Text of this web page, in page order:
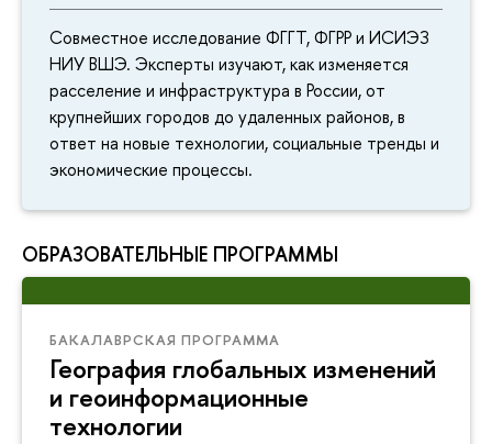
Совместное исследование ФГГТ, ФГРР и ИСИЭЗ
НИУ ВШЭ. Эксперты изучают, как изменяется
расселение и инфраструктура в России, от
крупнейших городов до удаленных районов, в
ответ на новые технологии, социальные тренды и
экономические процессы.
ОБРАЗОВАТЕЛЬНЫЕ ПРОГРАММЫ
БАКАЛАВРСКАЯ ПРОГРАММА
География глобальных изменений
и геоинформационные
технологии